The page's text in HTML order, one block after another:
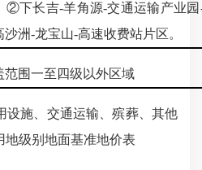
下长吉-羊角源-交通运输产业
洲-龙宝山-高速收费站片区。
范围一至四级以外区域
施、交通运输、殡葬、其他
地级别地面基准地价表